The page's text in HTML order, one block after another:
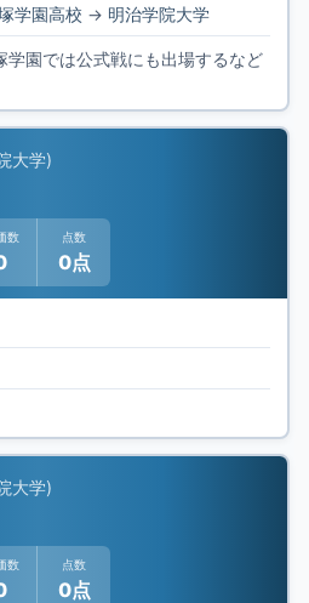
学園高校 → 明治学院大学
学園では公式戦にも出場するなど
大学)
数 点数
0点
大学)
数 点数
0点